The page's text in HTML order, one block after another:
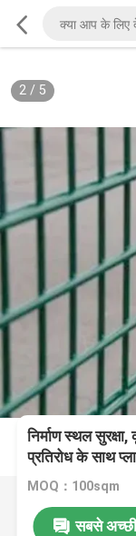
2/ 5
निर्माण स्थल
प्रतिरोध के साथ
MOQ：100sqm
सबसे